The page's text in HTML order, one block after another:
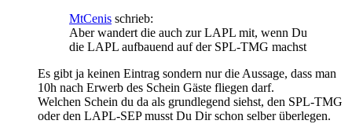
MtCenis schrieb:
Aber wandert die auch zur LAPL mit, wenn Du
die LAPL aufbauend auf der SPL-TMG machst
Es gibt ja keinen Eintrag sondern nur die Aussage, dass man
10h nach Erwerb des Schein Gäste fliegen darf.
Welchen Schein du da als grundlegend siehst, den SPL-TMG
oder den LAPL-SEP musst Du Dir schon selber überlegen.